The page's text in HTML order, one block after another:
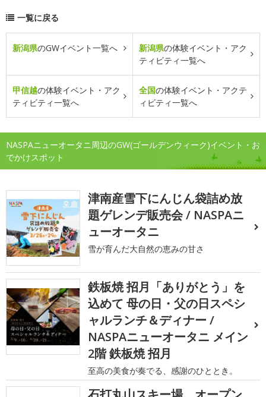
一覧に戻る
新潟県のGWイベント一覧へ 新潟県の体験イベント・アク
ティビティ一覧へ
甲信越の体験イベント・アク
ティビティ一覧へ
全国の体験イベント・アクテ
ィビティ一覧へ
NASPAニューオータニ周辺のGW(ゴールデンウィーク)イベント・お
でかけスポット
津南産雪下にんじん袋詰め放
題ゲレンデ販売会 / NASPAニ
ューオータニ
雪が育んだ大自然の恵みの甘さ
鉄板焼 招月「ありがとう」を
込めて 母の日・父の日スペシ
ャルランチ＆ディナー /
NASPAニューオータニ メイン
2階 鉄板焼 招月
至高の美食が奏でる、感謝のひととき。